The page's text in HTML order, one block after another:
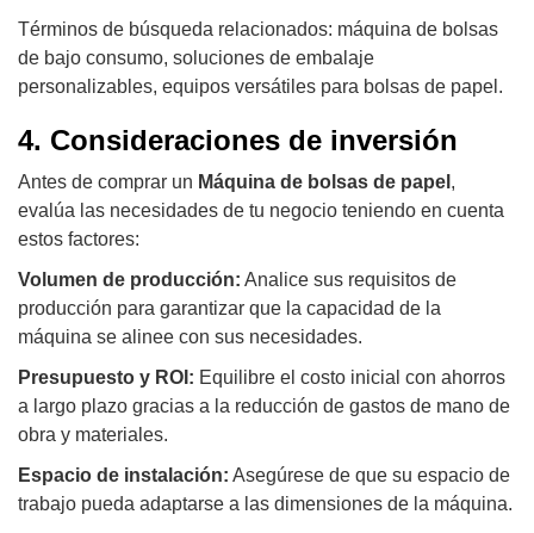
Términos de búsqueda relacionados: máquina de bolsas
de bajo consumo, soluciones de embalaje
personalizables, equipos versátiles para bolsas de papel.
4. Consideraciones de inversión
Antes de comprar un Máquina de bolsas de papel ,
evalúa las necesidades de tu negocio teniendo en cuenta
estos factores:
Volumen de producción: Analice sus requisitos de
producción para garantizar que la capacidad de la
máquina se alinee con sus necesidades.
Presupuesto y ROI: Equilibre el costo inicial con ahorros
a largo plazo gracias a la reducción de gastos de mano de
obra y materiales.
Espacio de instalación: Asegúrese de que su espacio de
trabajo pueda adaptarse a las dimensiones de la máquina.